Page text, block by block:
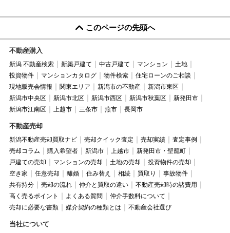
このページの先頭へ
不動産購入
新潟 不動産検索 新築戸建て 中古戸建て マンション
土地
投資物件
マンションカタログ 物件検索
住宅ローンのご相談
現地販売会情報
関東エリア 新潟市の不動産
新潟市東区
新潟市中央区
新潟市北区 新潟市西区 新潟市秋葉区
新発田市
新潟市江南区
上越市 三条市 燕市 長岡市
不動産売却
新潟不動産売却買取ナビ 売却クイック査定 売却実績
査定事例
売却コラム
購入希望者 新潟市 上越市
新発田市・聖籠町
戸建ての売却
マンションの売却 土地の売却
投資物件の売却
空き家
任意売却 離婚 住み替え 相続 買取り
事故物件
共有持分
売却の流れ 仲介と買取の違い
不動産売却時の諸費用
高く売るポイント
よくある質問
仲介手数料について
売却に必要な書類
媒介契約の種類とは 不動産会社選び
当社について